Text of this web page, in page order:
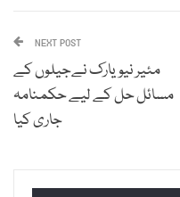
NEXT POST
مئیر نیویارک نےجیلوں کے
مسائل حل کے لیے حکمنامہ
جاری کیا